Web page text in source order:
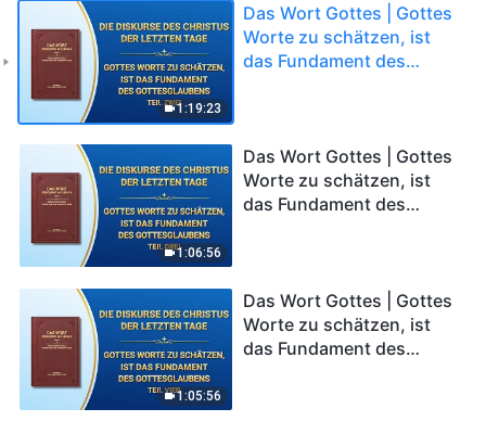
1:19:23
Das Wort Gottes | Gottes
Worte zu schätzen, ist
das Fundament des
1:06:56
Das Wort Gottes | Gottes
Worte zu schätzen, ist
das Fundament des
1:05:56
Das Wort Gottes | Gottes
Worte zu schätzen, ist
das Fundament des